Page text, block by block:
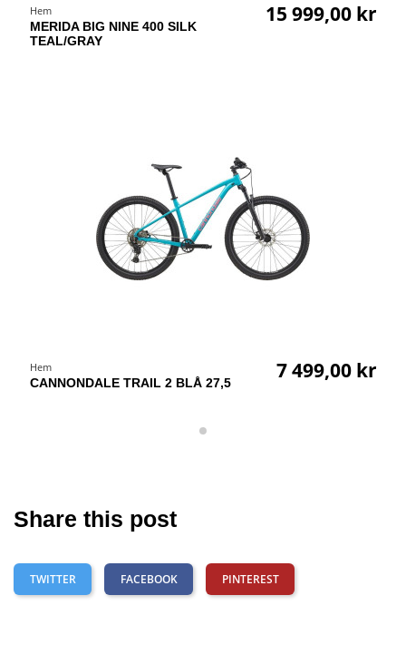
Hem
MERIDA BIG NINE 400 SILK
TEAL/GRAY
15 999,00 kr
Hem
CANNONDALE TRAIL 2 BLÅ 27,5 7 499,00 kr
Share this post
TWITTER FACEBOOK PINTEREST